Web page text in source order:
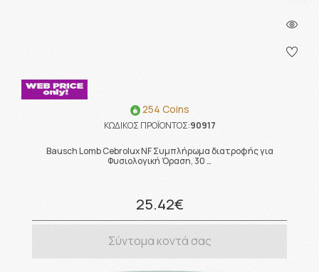
254 Coins
ΚΩΔΙΚΟΣ ΠΡΟΪΟΝΤΟΣ:90917
Bausch Lomb Cebrolux NF Συμπλήρωμα διατροφής για
Φυσιολογική Όραση, 30 …
25.42€
Σύντομα κοντά σας